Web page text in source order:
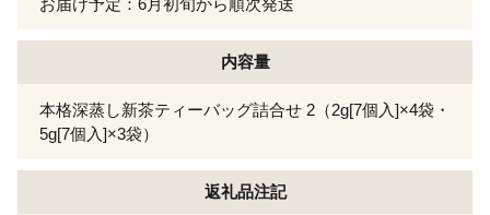
お届け予定：6月初旬から順次発送
内容量
本格深蒸し新茶ティーバッグ詰合せ 2（2g[7個入]×4袋・
5g[7個入]×3袋）
返礼品注記